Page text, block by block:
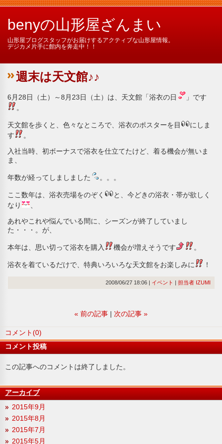
benyの山形屋ざんまい
山形屋ブログスタッフがお届けするアクティブな山形屋情報。
デジカメ片手に館内を奔走中！！
週末は天文館♪♪
6月28日（土）～8月23日（土）は、天文館「浴衣の日
」です
。
天文館を歩くと、色々なところで、浴衣のポスターを目
にしま
す
。
入社当時、初ボーナスで浴衣を仕立てたけど、着る機会が無いま
ま、
年数が経ってしましました 。。。
ここ数年は、浴衣売場をのぞく
と、今どきの浴衣・帯が欲しく
なり
あれやこれや悩んでいる間に、シーズンが終了していまし
た・・・。が、
本年は、思い切って浴衣を購入 機会が増えそうです 。
浴衣を着ているだけで、特典いろいろな天文館をお楽しみに ！
2008/06/27 18:06 イベント 担当者 IZUMI
« 前の記事 次の記事 »
コメント(0)
コメント投稿
この記事へのコメントは終了しました。
アーカイブ
2015年9月
2015年8月
2015年7月
2015年5月